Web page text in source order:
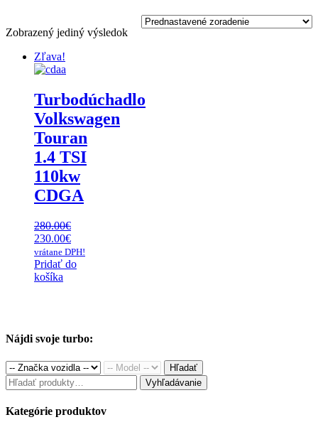
Zobrazený jediný výsledok
Zľava!
Turbodúchadlo
Volkswagen
Touran
1.4 TSI
110kw
CDGA
280.00€
Original
price
was:
280.00€.
230.00€Current
price
is:
vrátane DPH!
Pridať do
košíka
Nájdi svoje turbo:
Hľadať
Hľadať: Vyhľadávanie
Kategórie produktov